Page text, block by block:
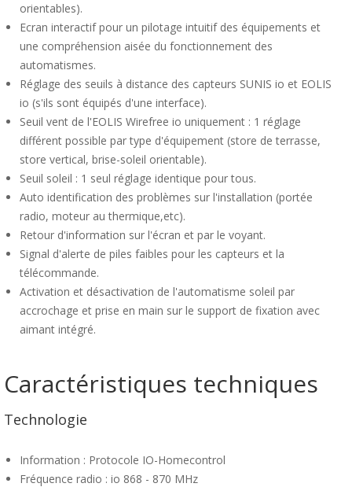
orientables).
Ecran interactif pour un pilotage intuitif des équipements et
une compréhension aisée du fonctionnement des
automatismes.
Réglage des seuils à distance des capteurs SUNIS io et EOLIS
io (s'ils sont équipés d'une interface).
Seuil vent de l'EOLIS Wirefree io uniquement : 1 réglage
différent possible par type d'équipement (store de terrasse,
store vertical, brise-soleil orientable).
Seuil soleil : 1 seul réglage identique pour tous.
Auto identification des problèmes sur l'installation (portée
radio, moteur au thermique,etc).
Retour d'information sur l'écran et par le voyant.
Signal d'alerte de piles faibles pour les capteurs et la
télécommande.
Activation et désactivation de l'automatisme soleil par
accrochage et prise en main sur le support de fixation avec
aimant intégré.
Caractéristiques techniques
Technologie
Information : Protocole IO-Homecontrol
Fréquence radio : io 868 - 870 MHz